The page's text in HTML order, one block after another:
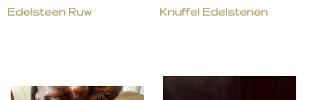
Edelsteen Ruw Knuffel Edelstenen